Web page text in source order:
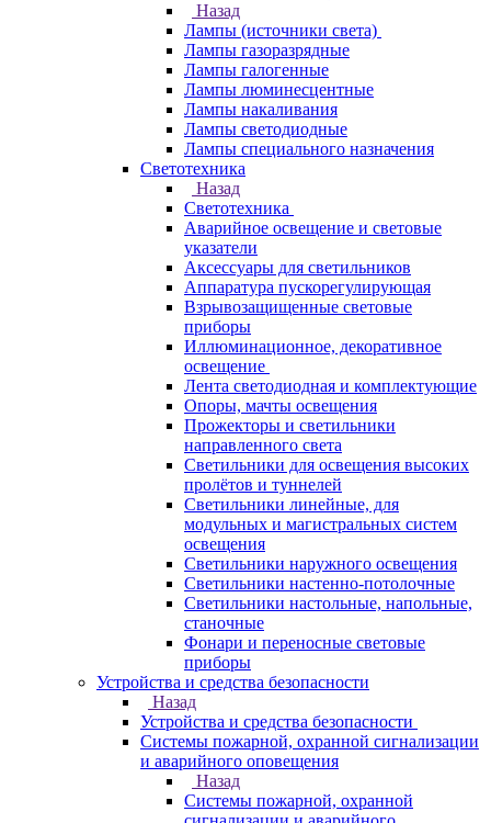
Назад
Лампы (источники света)
Лампы газоразрядные
Лампы галогенные
Лампы люминесцентные
Лампы накаливания
Лампы светодиодные
Лампы специального назначения
Светотехника
Назад
Светотехника
Аварийное освещение и световые
указатели
Аксессуары для светильников
Аппаратура пускорегулирующая
Взрывозащищенные световые
приборы
Иллюминационное, декоративное
освещение
Лента светодиодная и комплектующие
Опоры, мачты освещения
Прожекторы и светильники
направленного света
Светильники для освещения высоких
пролётов и туннелей
Светильники линейные, для
модульных и магистральных систем
освещения
Светильники наружного освещения
Светильники настенно-потолочные
Светильники настольные, напольные,
станочные
Фонари и переносные световые
приборы
Устройства и средства безопасности
Назад
Устройства и средства безопасности
Системы пожарной, охранной сигнализации
и аварийного оповещения
Назад
Системы пожарной, охранной